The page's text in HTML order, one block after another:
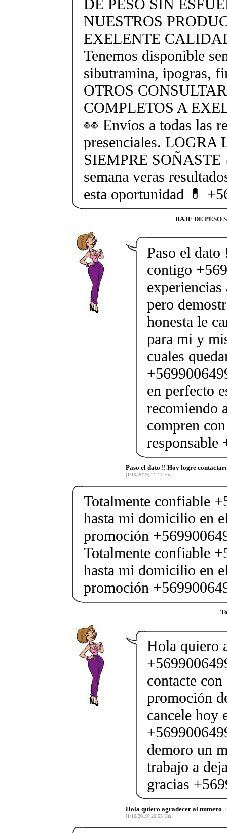
DE PESO SIN
NUESTROS
EXELENTE
Tenemos disponible
sibutramina, ipogras,
OTROS
COMPLETOS A
👀 Envíos a todas las
presenciales.
SIEMPRE SOÑASTE
semana veras
esta oportunidad 💊
BAJE DE PESO
Paso el
contigo
pero
honesta le
para mi y
cuales
en perfecto
recomiendo
compren
responsable
Paso el dato !! Hoy logre
[1/10/2019] 21:17 Hrs.
Totalmente confiable
hasta mi domicilio en
promoción
Totalmente confiable
hasta mi domicilio en
promoción
Hola quiero
contacte
promoción
cancele hoy
demoro un
trabajo a
gracias
Hola quiero agradecer al numero
[1/10/2019] 20:55 Hrs.